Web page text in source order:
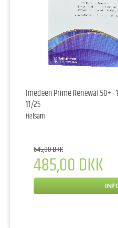
Imedeen Prime Renewal 50+
11/25
Helsam
645,00 DKK
485,00 DKK